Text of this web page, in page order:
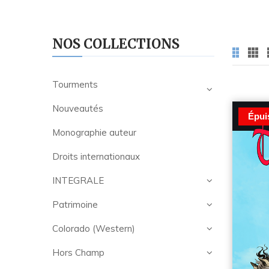
NOS COLLECTIONS
Tourments
Nouveautés
Monographie auteur
Droits internationaux
INTEGRALE
Patrimoine
Colorado (Western)
Hors Champ